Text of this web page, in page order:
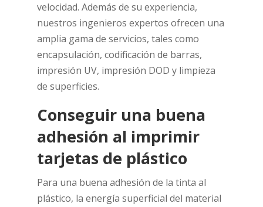
velocidad. Además de su experiencia,
nuestros ingenieros expertos ofrecen una
amplia gama de servicios, tales como
encapsulación, codificación de barras,
impresión UV, impresión DOD y limpieza
de superficies.
Conseguir una buena
adhesión al imprimir
tarjetas de plástico
Para una buena adhesión de la tinta al
plástico, la energía superficial del material